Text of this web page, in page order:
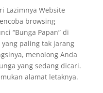
Lazimnya Website
browsing
“Bunga Papan” di
paling tak jarang
menolong Anda
yang sedang dicari.
alamat letaknya.